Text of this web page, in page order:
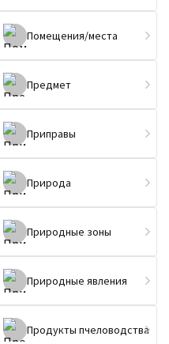
Помещения/места
Предмет
Приправы
Природа
Природные зоны
Природные явления
Продукты пчеловодства